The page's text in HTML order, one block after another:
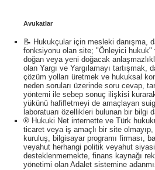
Avukatlar
📝 Hukukçular için mesleki danışma,
fonksiyonu olan site; "Önleyici
doğan veya yeni doğacak
olan Yargı ve Yargılamayı tartışmak,
çözüm yolları üretmek ve hukuksal
neden soruları üzerinde soru cevap,
yöntemi ile sebep sonuç ilişkisi
yükünü hafifletmeyi de amaçlayan
laboratuarı özellikleri bulunan bir bilgi
® Hukuki Net internette ve Türk
ticaret veya iş amaçlı bir site
kuruluş, bilgisayar programı firması,
veyahut herhangi politik veyahut
desteklenmemekte, finans kaynağı
yönetimi olan Adalet sistemine